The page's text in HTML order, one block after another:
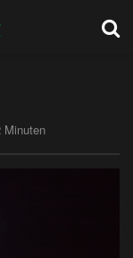
Minuten